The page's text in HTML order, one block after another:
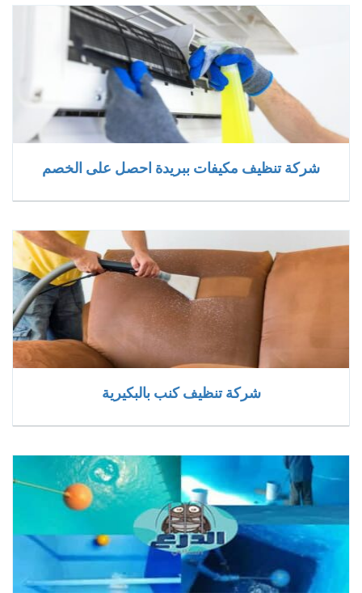
شركة تنظيف مكيفات ببريدة احصل على الخصم
شركة تنظيف كنب بالبكيرية